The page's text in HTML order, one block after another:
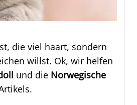
die viel haart, sondern
willst. Ok, wir helfen
und die Norwegische